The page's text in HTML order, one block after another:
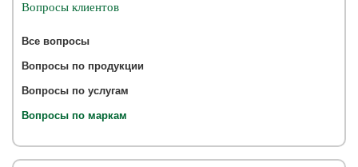
Вопросы клиентов
Все вопросы
Вопросы по продукции
Вопросы по услугам
Вопросы по маркам